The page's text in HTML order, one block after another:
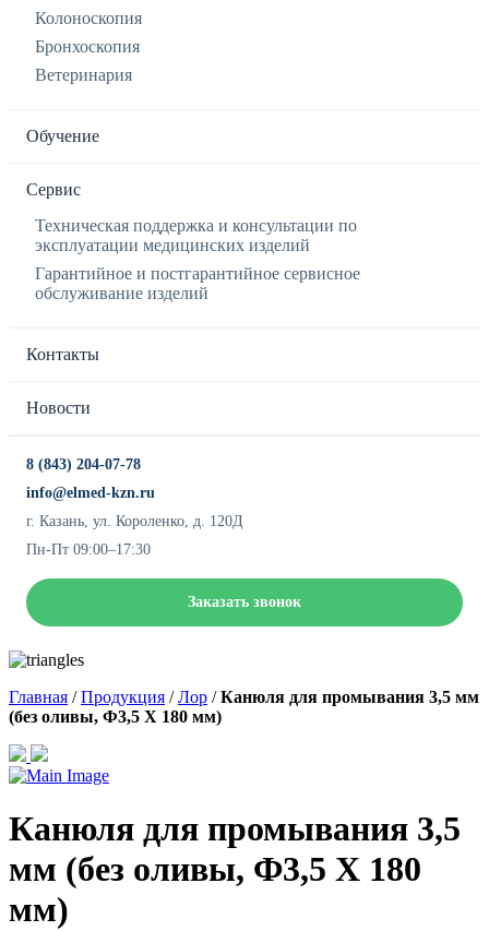
Колоноскопия
Бронхоскопия
Ветеринария
Обучение
Сервис
Техническая поддержка и консультации по
эксплуатации медицинских изделий
Гарантийное и постгарантийное сервисное
обслуживание изделий
Контакты
Новости
8 (843) 204-07-78
info@elmed-kzn.ru
г. Казань, ул. Короленко, д. 120Д
Пн-Пт 09:00–17:30
Заказать звонок
Главная /Продукция /Лор /Канюля для промывания 3,5 мм
(без оливы, Ф3,5 X 180 мм)
Канюля для промывания 3,5
мм (без оливы, Ф3,5 X 180
мм)